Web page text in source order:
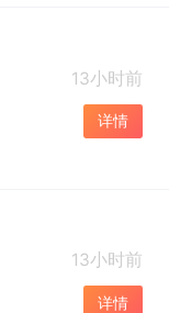
13小时前
详情
13小时前
详情